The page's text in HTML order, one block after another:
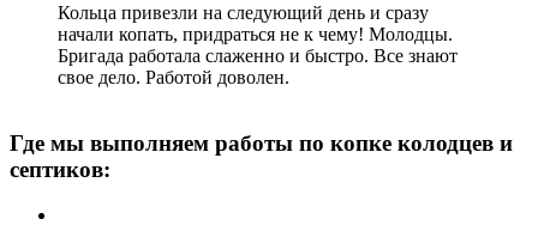
Кольца привезли на следующий день и сразу
начали копать, придраться не к чему! Молодцы.
Бригада работала слаженно и быстро. Все знают
свое дело. Работой доволен.
Где мы выполняем работы по копке колодцев и
септиков: